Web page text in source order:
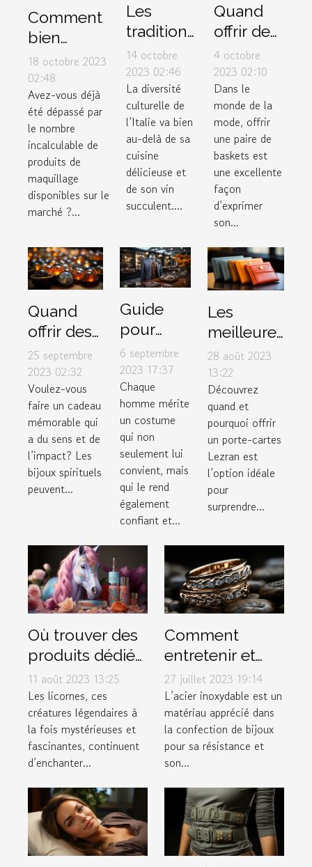
Comment
bien
choisir ses
produits
de
maquillage
selon son
type de
peau ?
18 octobre 2023
02:48
Avez-vous déjà
été dépassé par
le nombre
incalculable de
produits de
maquillage
disponibles sur le
marché ?...
Les
traditions
de
mariage
uniques
en Italie
14 octobre
2023 02:46
La diversité
culturelle de
l’Italie va bien
au-delà de sa
cuisine
délicieuse et
de son vin
succulent....
Quand
offrir des
sneakers
Air
Jordan 4
Retro
Thunder
2023
comme
cadeau
4 octobre
2023 02:10
Dans le
monde de la
mode, offrir
une paire de
baskets est
une excellente
façon
d’exprimer
son...
Quand
offrir des
bijoux
spirituels
pour
maximiser
leur
impact
25 septembre
2023 02:32
Voulez-vous
faire un cadeau
mémorable qui
a du sens et de
l’impact? Les
bijoux spirituels
peuvent...
Guide
pour
choisir le
costume
parfait
dans un
magasin
de luxe
6 septembre
2023 17:37
Chaque
homme mérite
un costume
qui non
seulement lui
convient, mais
qui le rend
également
confiant et...
Les
meilleures
occasions
pour offrir
un porte-
cartes
Lezran
28 août 2023
13:22
Découvrez
quand et
pourquoi offrir
un porte-cartes
Lezran est
l’option idéale
pour
surprendre...
Où trouver des
produits dédiés
aux licornes ?
11 août 2023 13:25
Les licornes, ces
créatures légendaires à
la fois mystérieuses et
fascinantes, continuent
d’enchanter...
Comment
entretenir et
conserver vos
bijoux en acier
inoxydable
27 juillet 2023 19:14
L’acier inoxydable est un
matériau apprécié dans
la confection de bijoux
pour sa résistance et
son...